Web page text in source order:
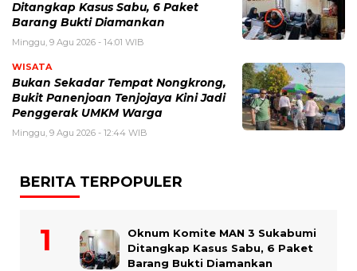
Ditangkap Kasus Sabu, 6 Paket
Barang Bukti Diamankan
Minggu, 9 Agu 2026 - 14:01 WIB
WISATA
Bukan Sekadar Tempat Nongkrong,
Bukit Panenjoan Tenjojaya Kini Jadi
Penggerak UMKM Warga
Minggu, 9 Agu 2026 - 12:44 WIB
BERITA TERPOPULER
Oknum Komite MAN 3 Sukabumi
Ditangkap Kasus Sabu, 6 Paket
Barang Bukti Diamankan